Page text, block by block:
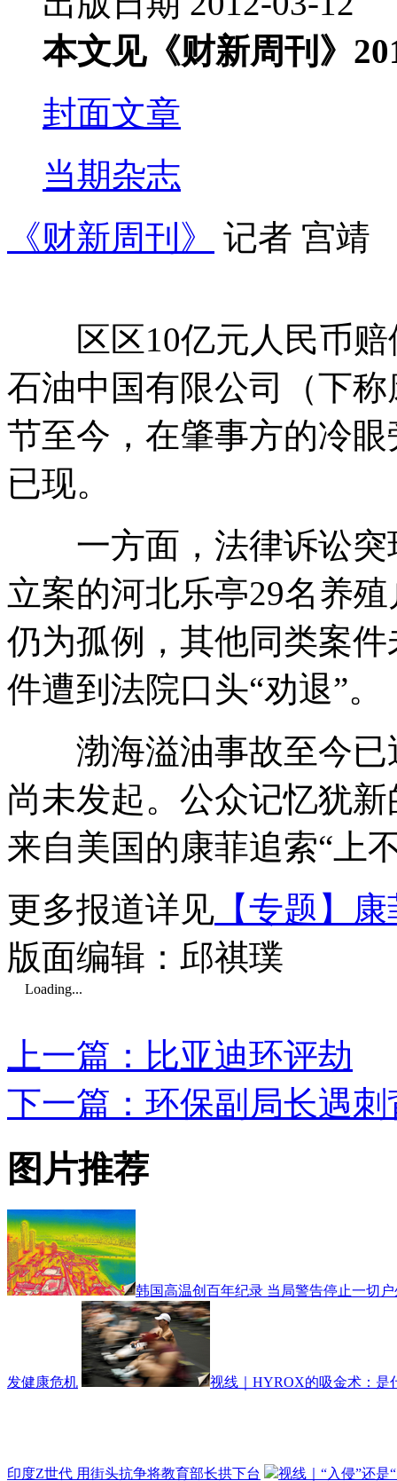
本文见《财新周刊》
封面文章
当期杂志
《财新周刊》
记者 宫靖
区区10亿元人民币赔
石油中国有限公司（下
节至今，在肇事方的冷
已现。
一方面，法律诉讼突
立案的河北乐亭29名养
仍为孤例，其他同类案
件遭到法院口头“劝退”。
渤海溢油事故至今已
尚未发起。公众记忆犹
来自美国的康菲追索“上
更多报道详见 【专题】
版面编辑：邱祺璞
Loading...
上一篇：比亚迪环评劫
下一篇：环保副局长遇刺
图片推荐
韩国高温创百年纪录 当局警告停止一切
发健康危机 视线｜HYROX的吸金术：是
印度Z世代 用街头抗争将教育部长拱下台 视线｜“入侵”还是